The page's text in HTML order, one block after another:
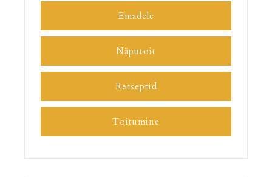
Emadele
Näputoit
Retseptid
Toitumine